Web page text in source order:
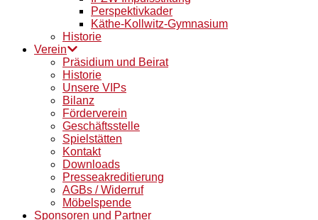
Perspektivkader
Käthe-Kollwitz-Gymnasium
Historie
Verein
Präsidium und Beirat
Historie
Unsere VIPs
Bilanz
Förderverein
Geschäftsstelle
Spielstätten
Kontakt
Downloads
Presseakreditierung
AGBs / Widerruf
Möbelspende
Sponsoren und Partner